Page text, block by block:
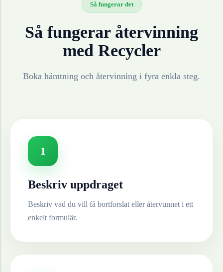
Så fungerar det
Så fungerar återvinning
med Recycler
Boka hämtning och återvinning i fyra enkla steg.
1
Beskriv uppdraget
Beskriv vad du vill få bortforslat eller återvunnet i ett
enkelt formulär.